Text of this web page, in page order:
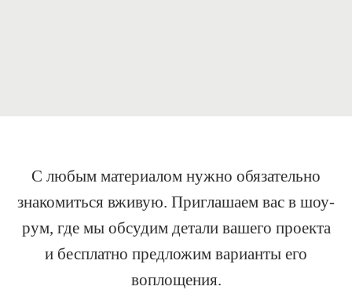
С любым материалом нужно обязательно
знакомиться вживую. Приглашаем вас в шоу-
рум, где мы обсудим детали вашего проекта
и бесплатно предложим варианты его
воплощения.